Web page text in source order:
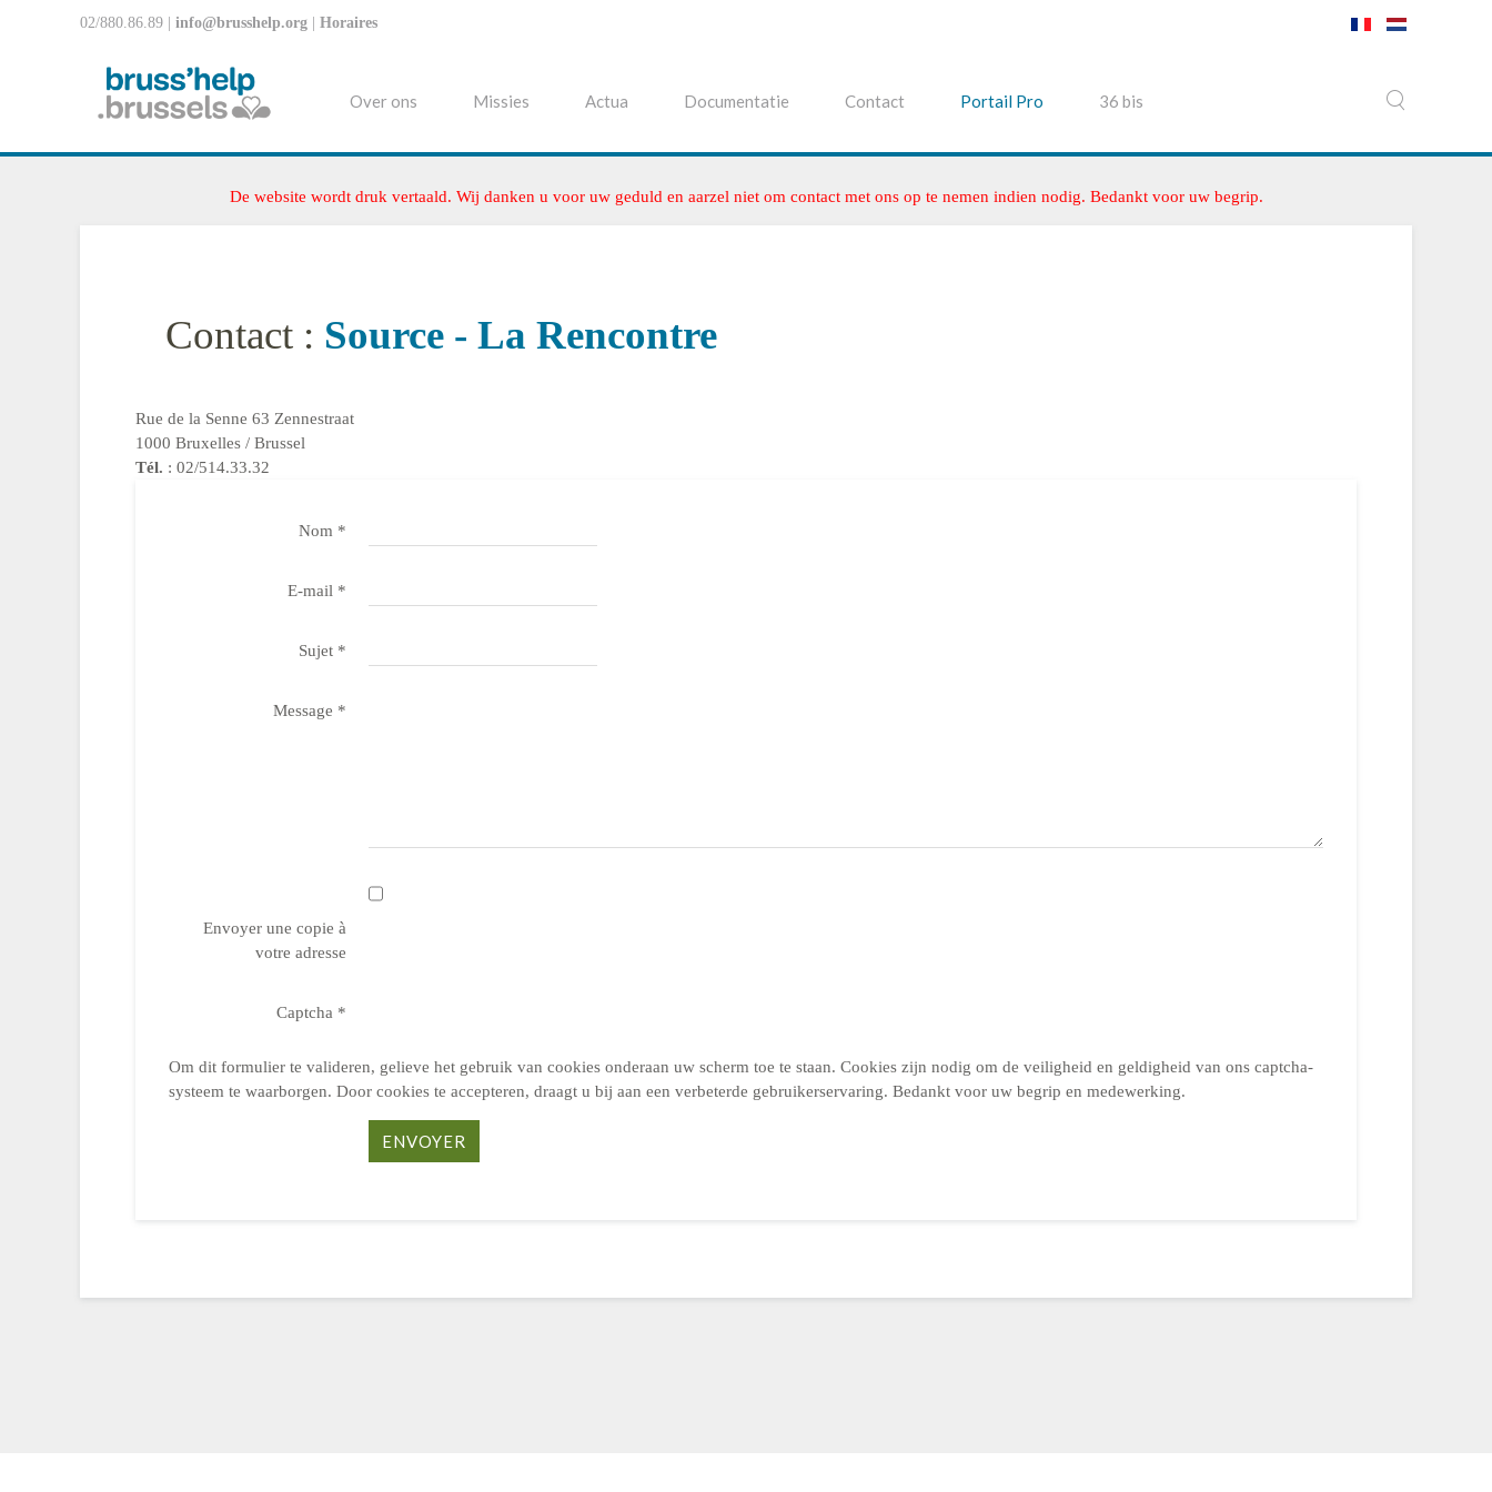
02/880.86.89 | info@brusshelp.org Horaires
Over ons Missies Actua Documentatie Contact Portail Pro 36 bis
De website wordt druk vertaald. Wij danken u voor uw geduld en aarzel niet om contact met ons op te nemen indien nodig. Bedankt voor uw begrip.
Contact : Source - La Rencontre
Rue de la Senne 63 Zennestraat
1000 Bruxelles / Brussel
Tél. : 02/514.33.32
Nom *
E-mail *
Sujet *
Message *
Envoyer une copie à
votre adresse
Captcha *
Om dit formulier te valideren, gelieve het gebruik van cookies onderaan uw scherm toe te staan. Cookies zijn nodig om de veiligheid en geldigheid van ons captcha-
systeem te waarborgen. Door cookies te accepteren, draagt u bij aan een verbeterde gebruikerservaring. Bedankt voor uw begrip en medewerking.
ENVOYER